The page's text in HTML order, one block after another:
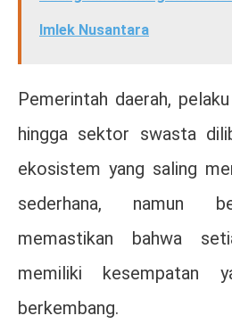
Imlek Nusantara
Pemerintah daerah,
hingga sektor swasta
ekosistem yang saling
sederhana, namun
memastikan bahwa
memiliki kesempatan
berkembang.